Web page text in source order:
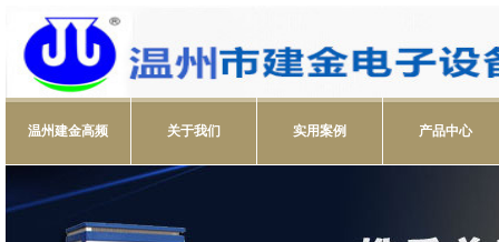
温州建金高频 关于我们 实用案例 产品中心